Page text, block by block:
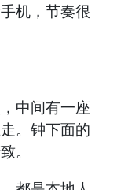
机，节奏很
中间有一座
。钟下面的
。